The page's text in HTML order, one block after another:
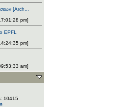
[Arch...
pm]
EPFL
pm]
am]
10415